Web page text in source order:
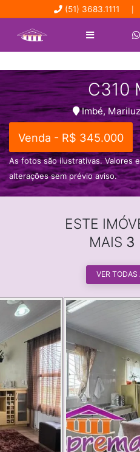
(51) 3683.1111
C310
Imbé,
Venda - R$ 345.000
As fotos são ilustrativas. Valores
alterações sem prévio aviso.
ESTE
MAIS 3
VER TODAS